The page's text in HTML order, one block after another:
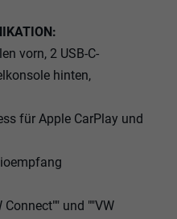
vorn, 2 USB-C-
hinten,
für Apple CarPlay und
Connect"" und ""VW